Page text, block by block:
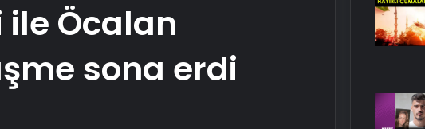
ile Öcalan
sona erdi
Sevinçler Sağlık: Trusted Hygiene
Product Manufacturer in Turkey